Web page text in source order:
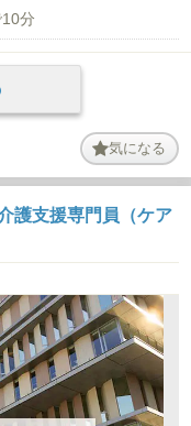
分
気になる
護支援専門員（ケア